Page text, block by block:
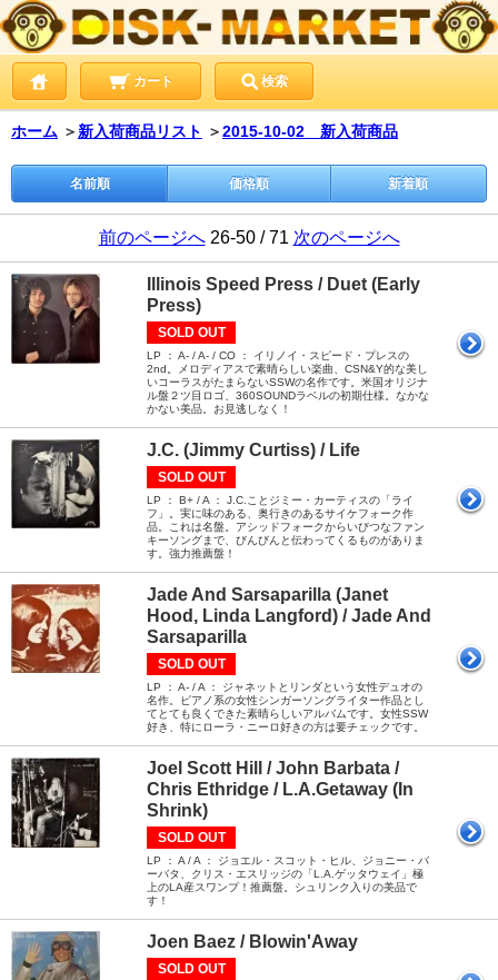
カート 検索
ホーム ＞ 新入荷商品リスト ＞2015-10-02 新入荷商品
名前順 価格順 新着順
前のページへ26-50 / 71 次のページへ
Illinois Speed Press / Duet (Early
Press)
SOLD OUT
LP ： A- / A- / CO ： イリノイ・スピード・プレスの
2nd。メロディアスで素晴らしい楽曲、CSN&Y的な美し
いコーラスがたまらないSSWの名作です。米国オリジナ
ル盤２ツ目ロゴ、360SOUNDラベルの初期仕様。なかな
かない美品。お見逃しなく！
J.C. (Jimmy Curtiss) / Life
SOLD OUT
LP ： B+ / A ： J.C.ことジミー・カーティスの「ライ
フ」。実に味のある、奥行きのあるサイケフォーク作
品。これは名盤。アシッドフォークからいびつなファン
キーソングまで、びんびんと伝わってくるものがありま
す。強力推薦盤！
Jade And Sarsaparilla (Janet
Hood, Linda Langford) / Jade And
Sarsaparilla
SOLD OUT
LP ： A- / A ： ジャネットとリンダという女性デュオの
名作。ピアノ系の女性シンガーソングライター作品とし
てとても良くできた素晴らしいアルバムです。女性SSW
好き、特にローラ・ニーロ好きの方は要チェックです。
Joel Scott Hill / John Barbata /
Chris Ethridge / L.A.Getaway (In
Shrink)
SOLD OUT
LP ： A / A ： ジョエル・スコット・ヒル、ジョニー・バ
ーバタ、クリス・エスリッジの「L.A.ゲッタウェイ」極
上のLA産スワンプ！推薦盤。シュリンク入りの美品で
す！
Joen Baez / Blowin'Away
SOLD OUT